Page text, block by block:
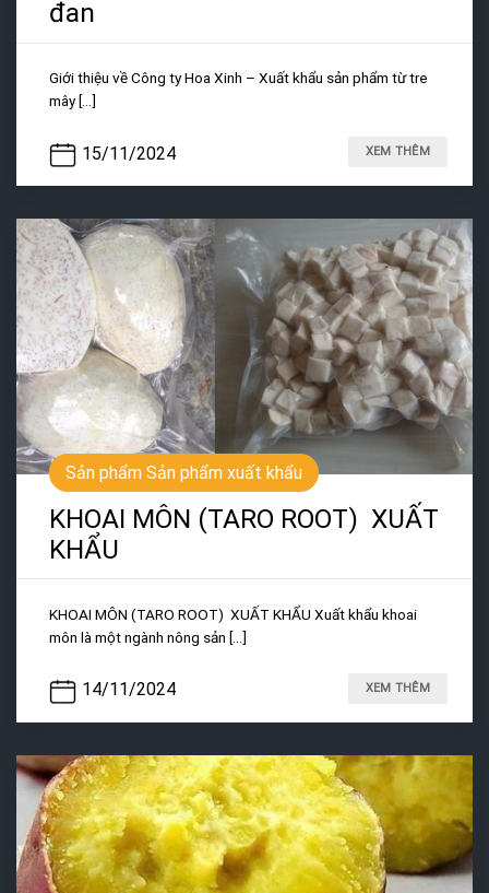
đan
15/11/2024
Giới thiệu về Công ty Hoa Xinh – Xuất khẩu sản phẩm từ tre
mây [...]
XEM THÊM
Sản phẩm Sản phẩm xuất khẩu
KHOAI MÔN (TARO ROOT) XUẤT
KHẨU
14/11/2024
KHOAI MÔN (TARO ROOT) XUẤT KHẨU Xuất khẩu khoai
môn là một ngành nông sản [...]
XEM THÊM